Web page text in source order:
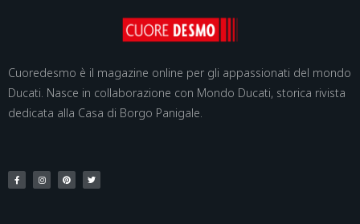
Cuoredesmo è il magazine online per gli appassionati del mondo
Ducati. Nasce in collaborazione con Mondo Ducati, storica rivista
dedicata alla Casa di Borgo Panigale.